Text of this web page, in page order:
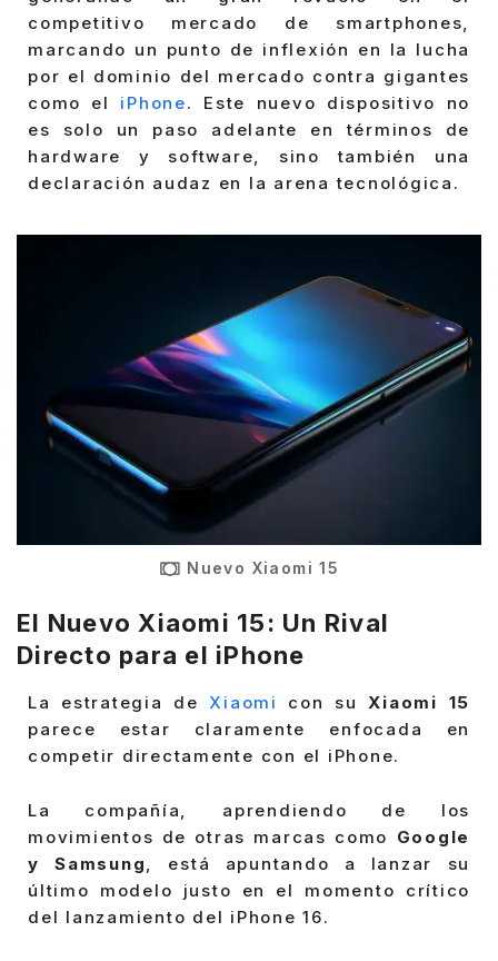
competitivo mercado de smartphones,
marcando un punto de inflexión en la lucha
por el dominio del mercado contra gigantes
como el iPhone. Este nuevo dispositivo no
es solo un paso adelante en términos de
hardware y software, sino también una
declaración audaz en la arena tecnológica.
Nuevo Xiaomi 15
El Nuevo Xiaomi 15: Un Rival
Directo para el iPhone
La estrategia de Xiaomi con su Xiaomi 15
parece estar claramente enfocada en
competir directamente con el iPhone.
La compañía, aprendiendo de los
movimientos de otras marcas como Google
y Samsung, está apuntando a lanzar su
último modelo justo en el momento crítico
del lanzamiento del iPhone 16.